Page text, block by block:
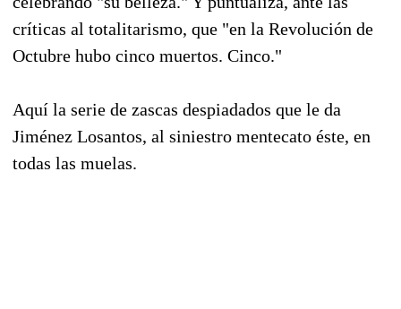
críticas al totalitarismo, que "en la Revolución de
Octubre hubo cinco muertos. Cinco."
Aquí la serie de zascas despiadados que le da
Jiménez Losantos, al siniestro mentecato éste, en
todas las muelas.